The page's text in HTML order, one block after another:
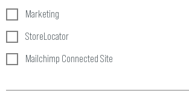
Marketing
StoreLocator
Mailchimp Connected Site